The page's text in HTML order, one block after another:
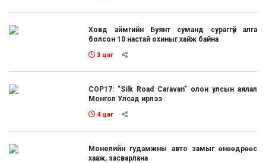
Ховд аймгийн Буянт суманд сураггүй алга
болсон 10 настай охиныг хайж байна
3 цаг
COP17: "Silk Road Caravan" олон улсын аялал
Монгол Улсад ирлээ
4 цаг
Монелийн гудамжны авто замыг өнөөдрөөс
хааж, засварлана